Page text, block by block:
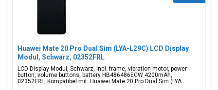
Huawei Mate 20 Pro Dual Sim (LYA-L29C) LCD Display
Modul, Schwarz, 02352FRL
LCD Display Modul, Schwarz, Incl. frame, vibration motor, power
button, volume buttons, battery HB486486ECW 4200mAh,
02352FRL, Kompatibel mit: Huawei Mate 20 Pro Dual Sim (LYA...